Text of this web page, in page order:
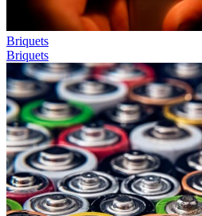
Briquets
Briquets